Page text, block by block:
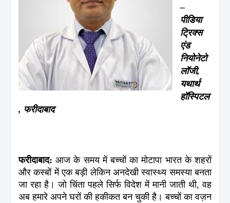
–
पीडिया
ट्रिक्स
एंड
नियोनेटो
लॉजी,
यथार्थ
हॉस्पिटल
, फरीदाबाद
फरीदाबाद: आज के समय में बच्चों का मोटापा भारत के शहरों
और कस्बों में एक बड़ी लेकिन अनदेखी स्वास्थ्य समस्या बनता
जा रहा है। जो चिंता पहले सिर्फ विदेश में मानी जाती थी, वह
अब हमारे अपने घरों की हकीकत बन चुकी है। बच्चों का वज़न